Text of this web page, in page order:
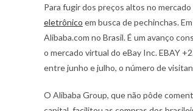
Para fugir dos preços altos no
eletrônico em busca de pechinchas.
Alibaba.com no Brasil. É um avanço
o mercado virtual do eBay Inc. EBAY
entre junho e julho, o número de
O Alibaba Group, que não pôde